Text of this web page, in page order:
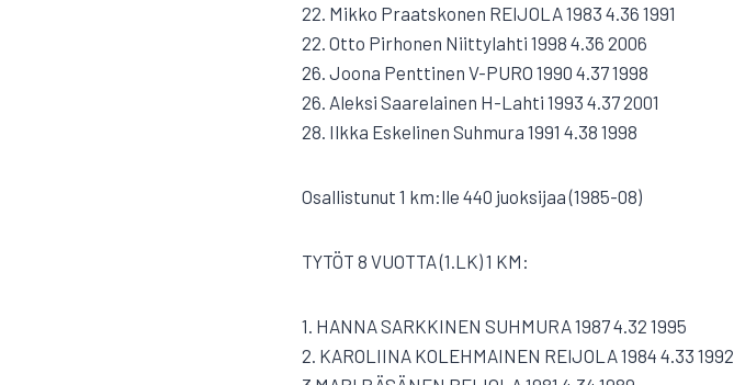
22. Mikko Praatskonen REIJOLA 1983 4.36 1991
22. Otto Pirhonen Niittylahti 1998 4.36 2006
26. Joona Penttinen V-PURO 1990 4.37 1998
26. Aleksi Saarelainen H-Lahti 1993 4.37 2001
28. Ilkka Eskelinen Suhmura 1991 4.38 1998
Osallistunut 1 km:lle 440 juoksijaa (1985-08)
TYTÖT 8 VUOTTA (1.LK) 1 KM:
1. HANNA SARKKINEN SUHMURA 1987 4.32 1995
2. KAROLIINA KOLEHMAINEN REIJOLA 1984 4.33 1992